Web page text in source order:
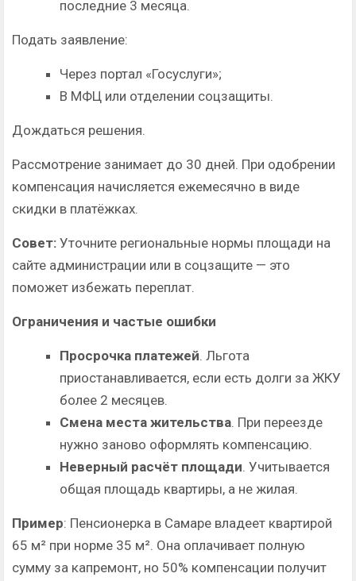
последние 3 месяца.
Подать заявление:
Через портал «Госуслуги»;
В МФЦ или отделении соцзащиты.
Дождаться решения.
Рассмотрение занимает до 30 дней. При одобрении
компенсация начисляется ежемесячно в виде
скидки в платёжках.
Совет: Уточните региональные нормы площади на
сайте администрации или в соцзащите — это
поможет избежать переплат.
Ограничения и частые ошибки
Просрочка платежей. Льгота
приостанавливается, если есть долги за ЖКУ
более 2 месяцев.
Смена места жительства. При переезде
нужно заново оформлять компенсацию.
Неверный расчёт площади. Учитывается
общая площадь квартиры, а не жилая.
Пример: Пенсионерка в Самаре владеет квартирой
65 м² при норме 35 м². Она оплачивает полную
сумму за капремонт, но 50% компенсации получит